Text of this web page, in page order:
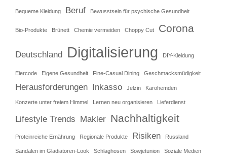
Bequeme Kleidung Beruf Bewusstsein für psychische Gesundheit
Bio-Produkte Brünett Chemie vermeiden Choppy Cut Corona
Deutschland Digitalisierung DIY-Kleidung
Eiercode Eigene Gesundheit Fine-Casual Dining Geschmacksmüdigkeit
Herausforderungen Inkasso Jelzin Karohemden
Konzerte unter freiem Himmel Lernen neu organisieren Lieferdienst
Lifestyle Trends Makler Nachhaltigkeit
Proteinreiche Ernährung Regionale Produkte Risiken Russland
Sandalen im Gladiatoren-Look Schlaghosen Sowjetunion Soziale Medien